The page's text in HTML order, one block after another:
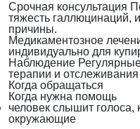
Срочная консультация
тяжесть галлюцинаций,
причины.
Медикаментозное
индивидуально для
Наблюдение
терапии и
Когда обращаться
Когда нужна помощь
человек слышит
окружающие